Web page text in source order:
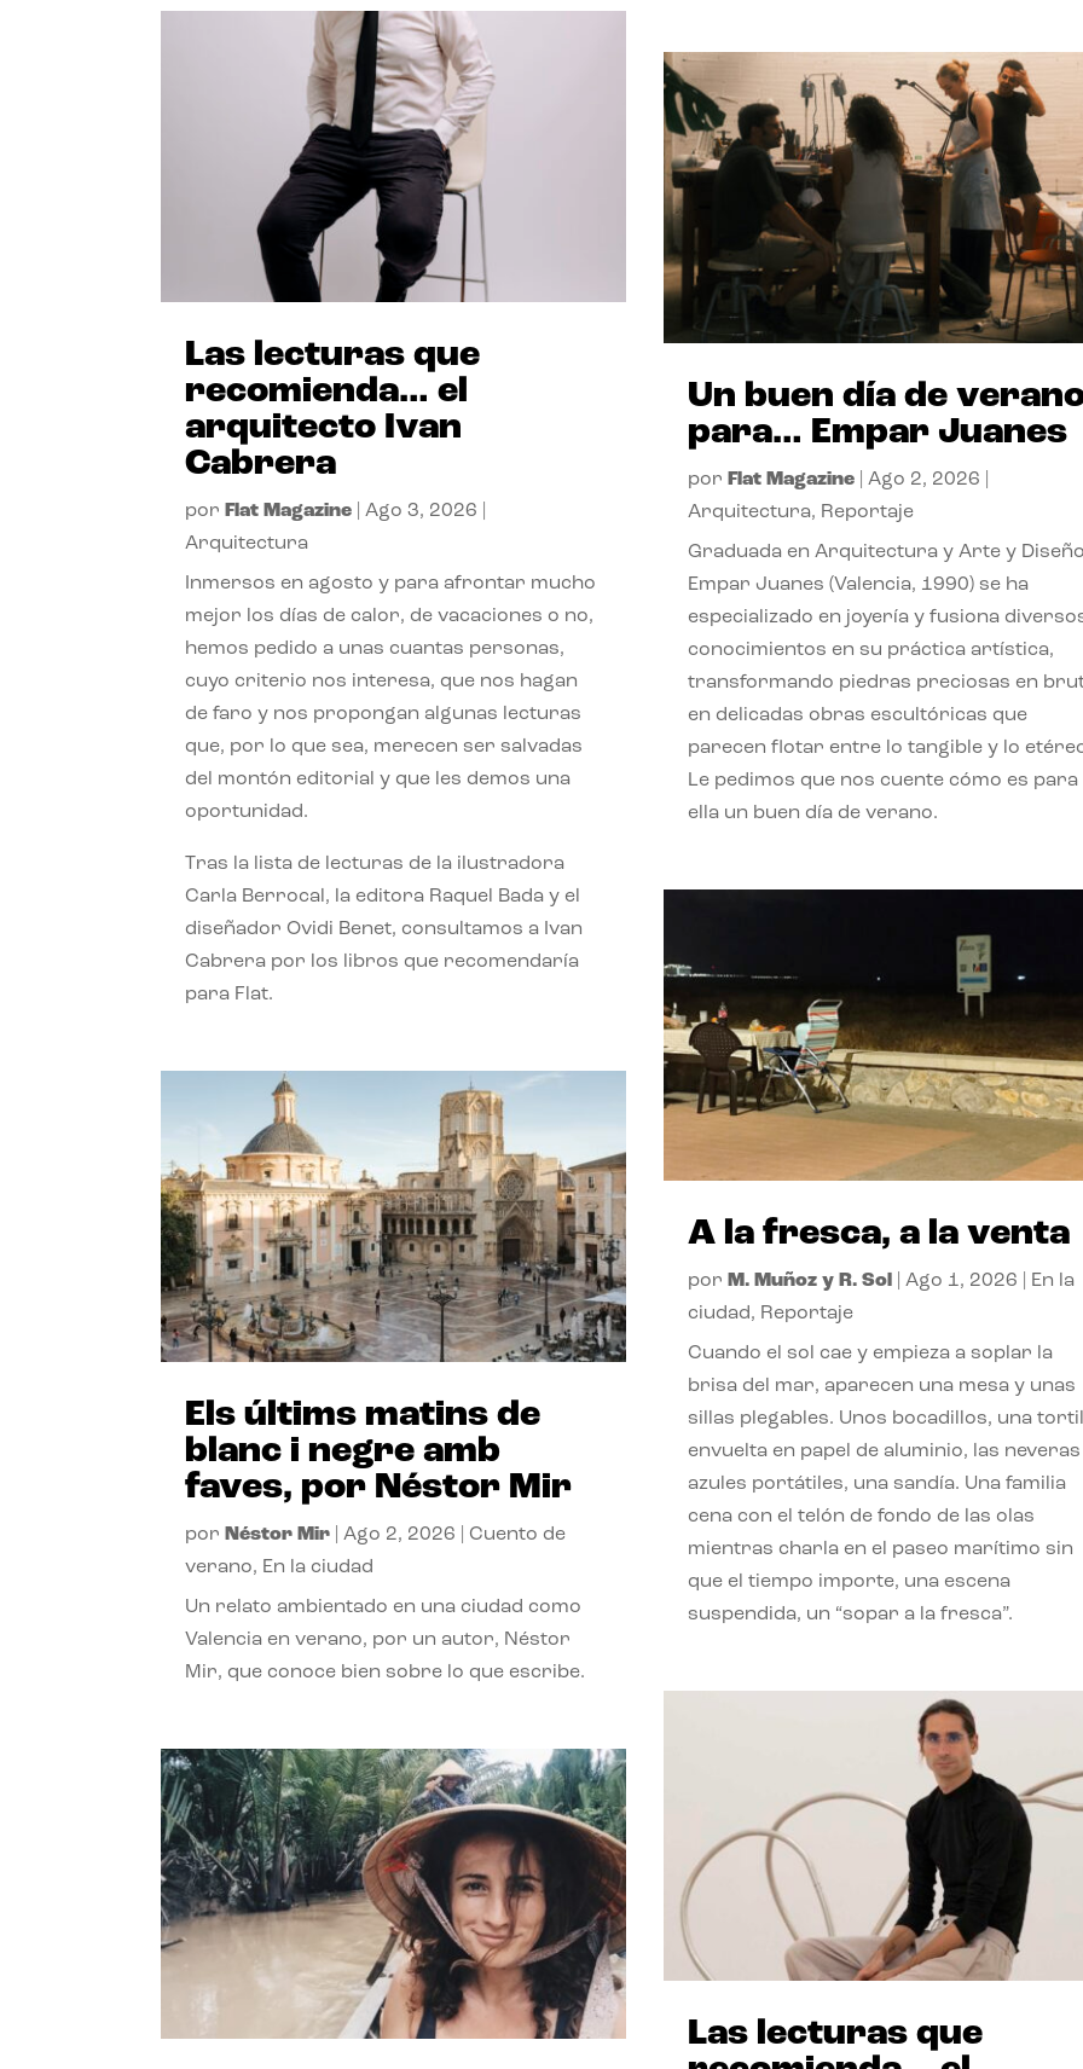
Las lecturas que
recomienda… el
arquitecto Ivan
Cabrera
por Flat Magazine |Ago 3, 2026
Arquitectura
Inmersos en agosto y para afrontar mucho
mejor los días de calor, de vacaciones o no,
hemos pedido a unas cuantas personas,
cuyo criterio nos interesa, que nos hagan
de faro y nos propongan algunas lecturas
que, por lo que sea, merecen ser salvadas
del montón editorial y que les demos una
oportunidad.
Tras la lista de lecturas de la ilustradora
Carla Berrocal, la editora Raquel Bada y el
diseñador Ovidi Benet, consultamos a Ivan
Cabrera por los libros que recomendaría
para Flat.
Els últims matins de
blanc i negre amb
faves, por Néstor Mir
por Néstor Mir |Ago 2, 2026 |Cuento de
verano, En la ciudad
Un relato ambientado en una ciudad como
Valencia en verano, por un autor, Néstor
Mir, que conoce bien sobre lo que escribe.
Un buen día de
para… Empar Juanes
por Flat Magazine| Ago 2, 2026
Arquitectura, Reportaje
Graduada en Arquitectura y Arte y
Empar Juanes (Valencia, 1990) se ha
especializado en joyería y fusiona
conocimientos en su práctica artística,
transformando piedras preciosas en
en delicadas obras escultóricas que
parecen flotar entre lo tangible y lo
Le pedimos que nos cuente cómo es para
ella un buen día de verano.
A la fresca, a la venta
por M. Muñoz y R. Sol Ago 1, 2026
En la
ciudad, Reportaje
Cuando el sol cae y empieza a soplar la
brisa del mar, aparecen una mesa y unas
sillas plegables. Unos bocadillos, una
envuelta en papel de aluminio, las neveras
azules portátiles, una sandía. Una familia
cena con el telón de fondo de las olas
mientras charla en el paseo marítimo sin
que el tiempo importe, una escena
suspendida, un “sopar a la fresca”.
Las lecturas que